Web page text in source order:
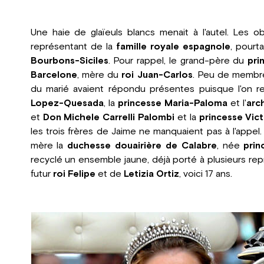
Une haie de glaïeuls blancs menait à l'autel. Les
représentant de la famille royale espagnole,
Bourbons-Siciles. Pour rappel, le grand-père du
Barcelone, mère du roi Juan-Carlos. Peu de
du marié avaient répondu présentes puisque l'on
Lopez-Quesada, la princesse Maria-Palomaet l'
et Don Michele Carrelli Palombi et la princesse
les trois frères de Jaime ne manquaient pas à
mère la duchesse douairière de Calabre, née
recyclé un ensemble jaune, déjà porté à plusieurs
futur roi Felipe et de Letizia Ortiz, voici 17 ans.